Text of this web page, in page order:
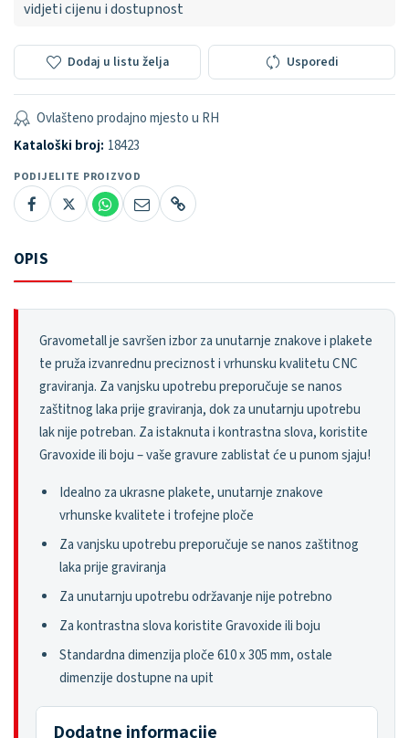
vidjeti cijenu i dostupnost
Dodaj u listu želja Usporedi
Ovlašteno prodajno mjesto u RH
Kataloški broj: 18423
PODIJELITE PROIZVOD
OPIS
Gravometall je savršen izbor za unutarnje znakove i plakete
te pruža izvanrednu preciznost i vrhunsku kvalitetu CNC
graviranja. Za vanjsku upotrebu preporučuje se nanos
zaštitnog laka prije graviranja, dok za unutarnju upotrebu
lak nije potreban. Za istaknuta i kontrastna slova, koristite
Gravoxide ili boju – vaše gravure zablistat će u punom sjaju!
Idealno za ukrasne plakete, unutarnje znakove
vrhunske kvalitete i trofejne ploče
Za vanjsku upotrebu preporučuje se nanos zaštitnog
laka prije graviranja
Za unutarnju upotrebu održavanje nije potrebno
Za kontrastna slova koristite Gravoxide ili boju
Standardna dimenzija ploče 610 x 305 mm, ostale
dimenzije dostupne na upit
Dodatne informacije